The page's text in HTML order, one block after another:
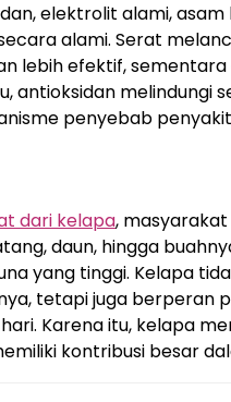
elektrolit alami,
alami. Serat
lebih efektif,
antioksidan
penyebab
dari kelapa,
daun, hingga
yang tinggi. Kelapa
tetapi juga berperan
Karena itu, kelapa
kontribusi besar